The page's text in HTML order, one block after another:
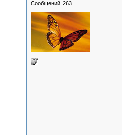
Сообщений: 263